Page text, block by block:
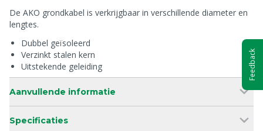
De AKO grondkabel is verkrijgbaar in verschillende diameter en
lengtes.
Dubbel geïsoleerd
Verzinkt stalen kern
Uitstekende geleiding
Aanvullende informatie
Specificaties
Feedback